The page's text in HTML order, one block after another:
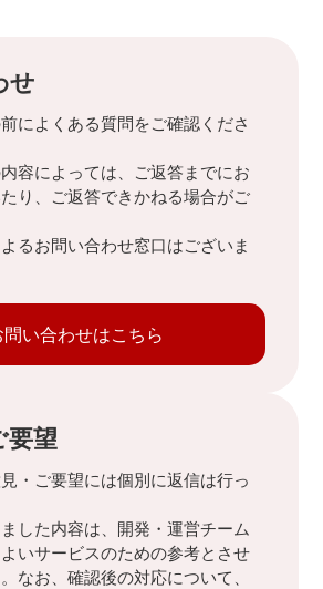
せ
によくある質問をご確認くださ
容によっては、ご返答までにお
り、ご返答できかねる場合がご
るお問い合わせ窓口はございま
問い合わせはこちら
要望
・ご要望には個別に返信は行っ
した内容は、開発・運営チーム
いサービスのための参考とさせ
なお、確認後の対応について、